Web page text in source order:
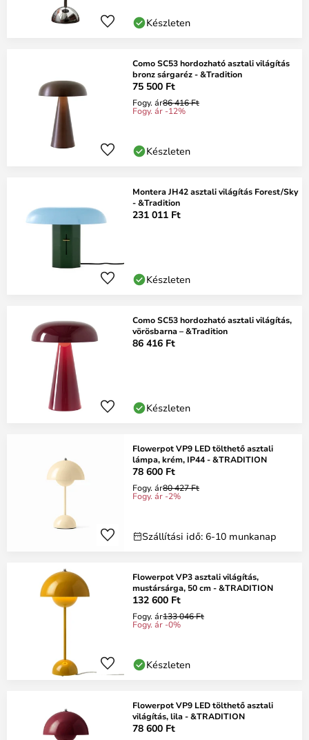
Készleten
Como SC53 hordozható asztali világítás
bronz sárgaréz - &Tradition
75 500 Ft
Fogy. ár86 416 Ft
Fogy. ár -12%
Készleten
Montera JH42 asztali világítás Forest/Sky
- &Tradition
231 011 Ft
Készleten
Como SC53 hordozható asztali világítás,
vörösbarna – &Tradition
86 416 Ft
Készleten
Flowerpot VP9 LED tölthető asztali
lámpa, krém, IP44 - &TRADITION
78 600 Ft
Fogy. ár80 427 Ft
Fogy. ár -2%
Szállítási idő: 6-10 munkanap
Flowerpot VP3 asztali világítás,
mustársárga, 50 cm - &TRADITION
132 600 Ft
Fogy. ár133 046 Ft
Fogy. ár -0%
Készleten
Flowerpot VP9 LED tölthető asztali
világítás, lila - &TRADITION
78 600 Ft